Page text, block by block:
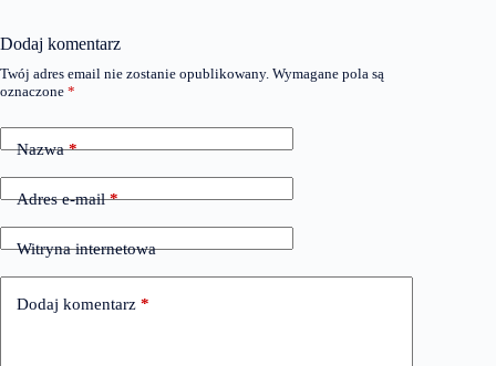
Dodaj komentarz
Twój adres email nie zostanie opublikowany. Wymagane pola są
oznaczone *
Nazwa*
Adres e-mail*
Witryna internetowa
Dodaj komentarz *